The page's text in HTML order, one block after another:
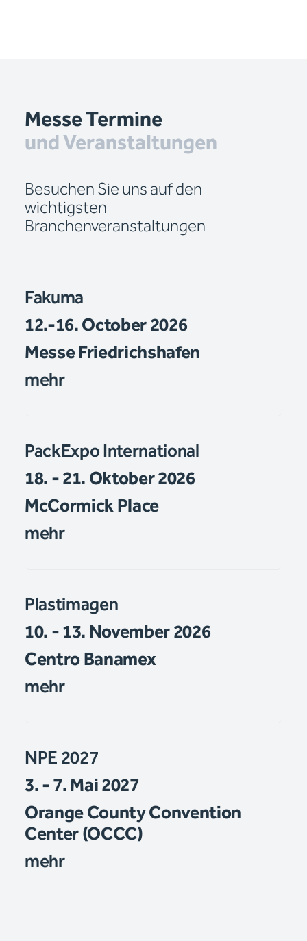
Messe Termine
und Veranstaltungen
Besuchen Sie uns auf den
wichtigsten
Branchenveranstaltungen
Fakuma
12.-16. October 2026
Messe Friedrichshafen
mehr
PackExpo International
18. - 21. Oktober 2026
McCormick Place
mehr
Plastimagen
10. - 13. November 2026
Centro Banamex
mehr
NPE 2027
3. - 7. Mai 2027
Orange County Convention
Center (OCCC)
mehr